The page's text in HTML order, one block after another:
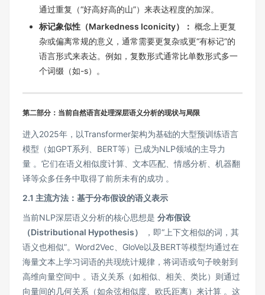
通过重复（“好高好高的山”）来表达程度的加深。
标记象似性（Markedness Iconicity）： 概念上更复
杂或偏离常规的意义，通常需要更复杂或更“有标记”的
语言形式来表达。例如，复数形式通常比单数形式多一
个词缀（如-s）。
第二部分：当前自然语言处理深层语义分析的现状与局限
进入2025年，以Transformer架构为基础的大型预训练语言
模型（如GPT系列、BERT等）已成为NLP领域的主导力
量 。它们在语义相似度计算、文本匹配、情感分析、机器翻
译等众多任务中取得了前所未有的成功 。
2.1 主流方法：基于分布假设的语义表示
当前NLP深层语义分析的核心思想是 分布假设
（Distributional Hypothesis）
，即“上下文相似的词，其
语义也相似”。Word2Vec、GloVe以及BERT等模型均通过在
海量文本上学习词语的共现统计规律，将词语或句子映射到
高维向量空间中 。语义关系（如相似、相关、类比）则通过
向量间的几何关系（如余弦相似度、欧氏距离）来计算 。这